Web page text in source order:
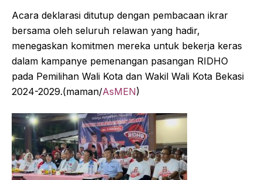
Acara deklarasi ditutup dengan pembacaan ikrar
bersama oleh seluruh relawan yang hadir,
menegaskan komitmen mereka untuk bekerja keras
dalam kampanye pemenangan pasangan RIDHO
pada Pemilihan Wali Kota dan Wakil Wali Kota Bekasi
2024-2029.(maman/AsMEN)